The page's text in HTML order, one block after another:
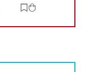
Zur Merkliste